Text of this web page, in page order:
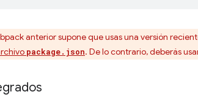
anterior supone que usas una versión
package.json. De lo contrario, deberás